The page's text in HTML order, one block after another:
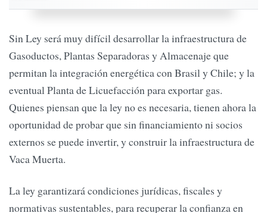
Sin Ley será muy difícil desarrollar la infraestructura de
Gasoductos, Plantas Separadoras y Almacenaje que
permitan la integración energética con Brasil y Chile; y la
eventual Planta de Licuefacción para exportar gas.
Quienes piensan que la ley no es necesaria, tienen ahora la
oportunidad de probar que sin financiamiento ni socios
externos se puede invertir, y construir la infraestructura de
Vaca Muerta.
La ley garantizará condiciones jurídicas, fiscales y
normativas sustentables, para recuperar la confianza en